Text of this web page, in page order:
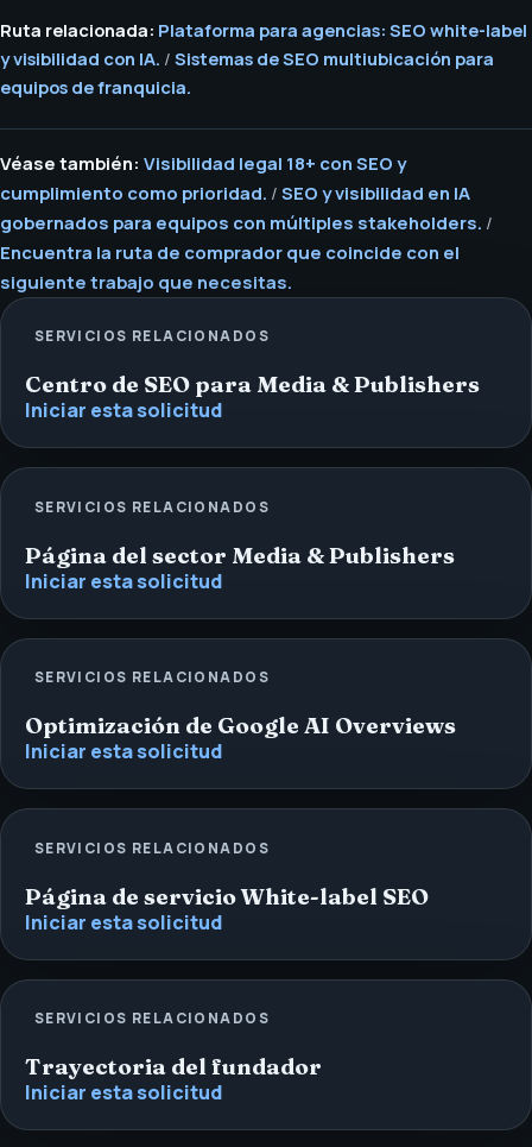
Ruta relacionada: Plataforma para agencias: SEO white-label
y visibilidad con IA. / Sistemas de SEO multiubicación para
equipos de franquicia.
Véase también: Visibilidad legal 18+ con SEO y
cumplimiento como prioridad. / SEO y visibilidad en IA
gobernados para equipos con múltiples stakeholders. /
Encuentra la ruta de comprador que coincide con el
siguiente trabajo que necesitas.
SERVICIOS RELACIONADOS
Centro de SEO para Media & Publishers
Iniciar esta solicitud
SERVICIOS RELACIONADOS
Página del sector Media & Publishers
Iniciar esta solicitud
SERVICIOS RELACIONADOS
Optimización de Google AI Overviews
Iniciar esta solicitud
SERVICIOS RELACIONADOS
Página de servicio White-label SEO
Iniciar esta solicitud
SERVICIOS RELACIONADOS
Trayectoria del fundador
Iniciar esta solicitud